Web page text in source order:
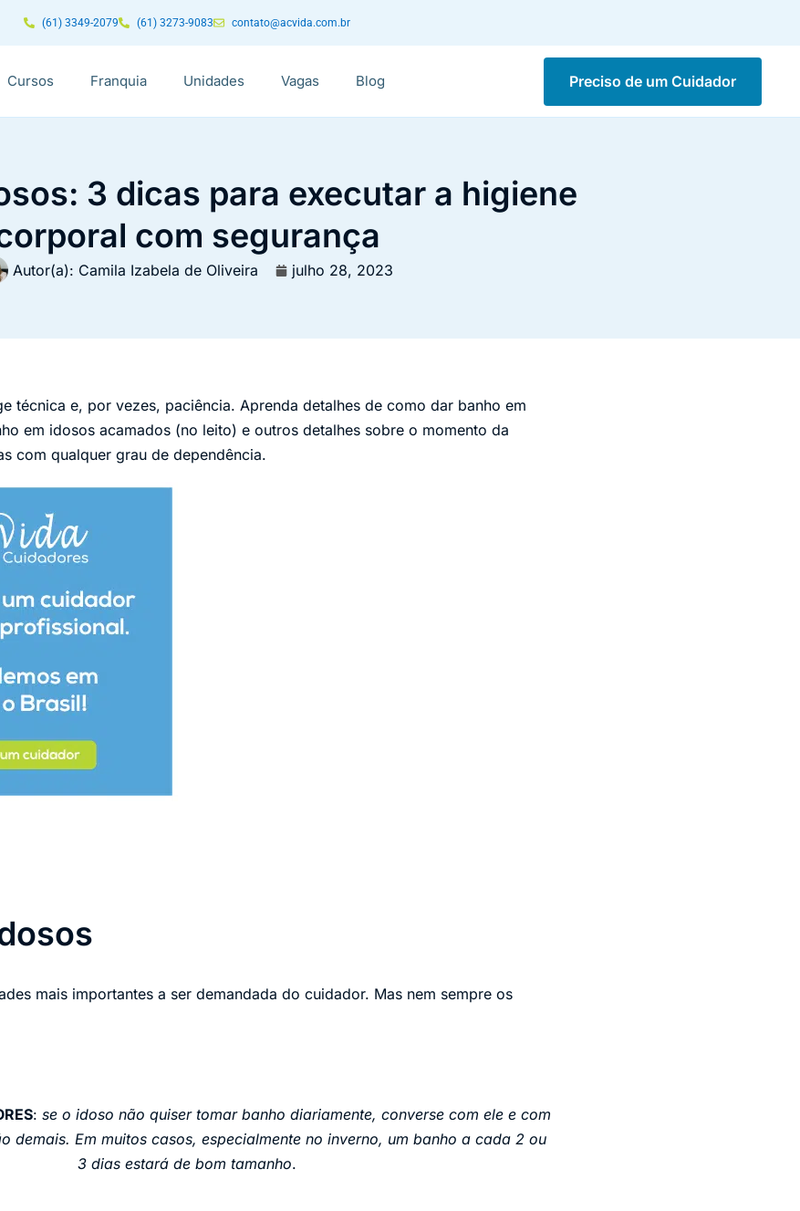
(61) 3349-2079 (61) 3273-9083 contato@acvida.com.br
Cursos Franquia Unidades Vagas Blog Preciso de um Cuidador
3 dicas para executar a higiene
com segurança
Autor(a): Camila Izabela de Oliveira julho 28, 2023
técnica e, por vezes, paciência. Aprenda detalhes de como dar banho em
em idosos acamados (no leito) e outros detalhes sobre o momento da
com qualquer grau de dependência.
mais importantes a ser demandada do cuidador. Mas nem sempre os
: se o idoso não quiser tomar banho diariamente, converse com ele e com
demais. Em muitos casos, especialmente no inverno, um banho a cada 2 ou
3 dias estará de bom tamanho.